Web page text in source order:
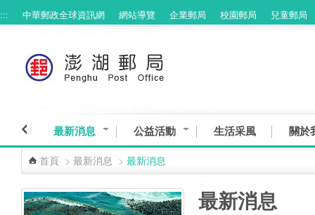
跳到主要內容區塊
::: 中華郵政全球資訊網 網站導覽 企業郵局 校園郵局 兒童郵局
最新消息 公益活動 生活采風 關於
首頁 > 最新消息 > 最新消息
最新消息